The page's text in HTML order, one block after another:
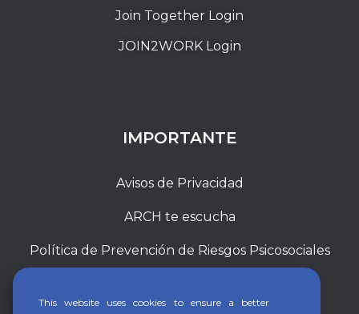
Join Together Login
JOIN2WORK Login
IMPORTANTE
Avisos de Privacidad
ARCH te escucha
Política de Prevención de Riesgos Psicosociales
This website uses cookies to ensure a better